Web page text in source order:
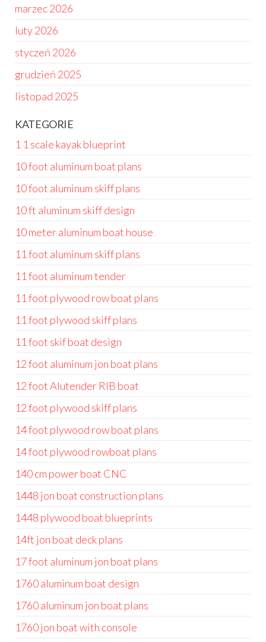
marzec 2026
luty 2026
styczeń 2026
grudzień 2025
listopad 2025
KATEGORIE
1 1 scale kayak blueprint
10 foot aluminum boat plans
10 foot aluminum skiff plans
10 ft aluminum skiff design
10 meter aluminum boat house
11 foot aluminum skiff plans
11 foot aluminum tender
11 foot plywood row boat plans
11 foot plywood skiff plans
11 foot skif boat design
12 foot aluminum jon boat plans
12 foot Alutender RIB boat
12 foot plywood skiff plans
14 foot plywood row boat plans
14 foot plywood rowboat plans
140 cm power boat CNC
1448 jon boat construction plans
1448 plywood boat blueprints
14ft jon boat deck plans
17 foot aluminum jon boat plans
1760 aluminum boat design
1760 aluminum jon boat plans
1760 jon boat with console